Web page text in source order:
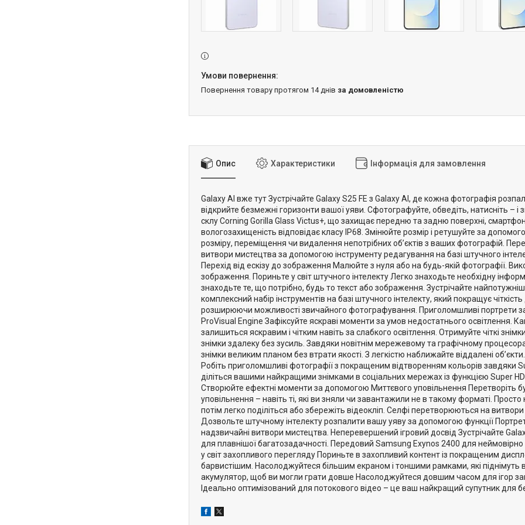
повернення товару протягом 14 днів за домовленістю
Опис Характеристики Інформація для замовлення
Galaxy AI вже тут Зустрічайте Galaxy S25 FE з Galaxy AI, де кожна фотографія
відкрийте безмежні горизонти вашої уяви. Сфотографуйте, обведіть, натисніть –
склу Corning Gorilla Glass Victus+, що захищає передню та задню поверхні,
вологозахищеність відповідає класу IP68. Змінюйте розмір і ретушуйте за
розміру, переміщення чи видалення непотрібних об’єктів з ваших фотографій.
витвори мистецтва за допомогою інструменту редагування на базі штучного
Перехід від ескізу до зображення Малюйте з нуля або на будь-якій фотографії.
зображення. Пориньте у світ штучного інтелекту Легко знаходьте необхідну
знаходьте те, що потрібно, будь то текст або зображення. Зустрічайте
комплексний набір інструментів на базі штучного інтелекту, який покращує
розширюючи можливості звичайного фотографування. Приголомшливі портрети за
ProVisual Engine Зафіксуйте яскраві моменти за умов недостатнього освітлення.
залишиться яскравим і чітким навіть за слабкого освітлення. Отримуйте чіткі
знімки здалеку без зусиль. Завдяки новітнім мережевому та графічному
знімки великим планом без втрати якості. З легкістю наближайте віддалені
Робіть приголомшливі фотографії з покращеним відтворенням кольорів
діліться вашими найкращими знімками в соціальних мережах із функцією Super
Створюйте ефектні моменти за допомогою Миттєвого уповільнення Перетворіть
уповільнення – навіть ті, які ви зняли чи завантажили не в такому форматі.
потім легко поділіться або збережіть відеокліп. Селфі перетворюються на
Дозвольте штучному інтелекту розпалити вашу уяву за допомогою функції
надзвичайні витвори мистецтва. Неперевершений ігровий досвід Зустрічайте
для плавнішої багатозадачності. Передовий Samsung Exynos 2400 для
у світ захопливого перегляду Пориньте в захопливий контент із покращеним
барвистішим. Насолоджуйтеся більшим екраном і тоншими рамками, які
акумулятор, щоб ви могли грати довше Насолоджуйтеся довшим часом для ігор
Ідеально оптимізований для потокового відео – це ваш найкращий супутник для